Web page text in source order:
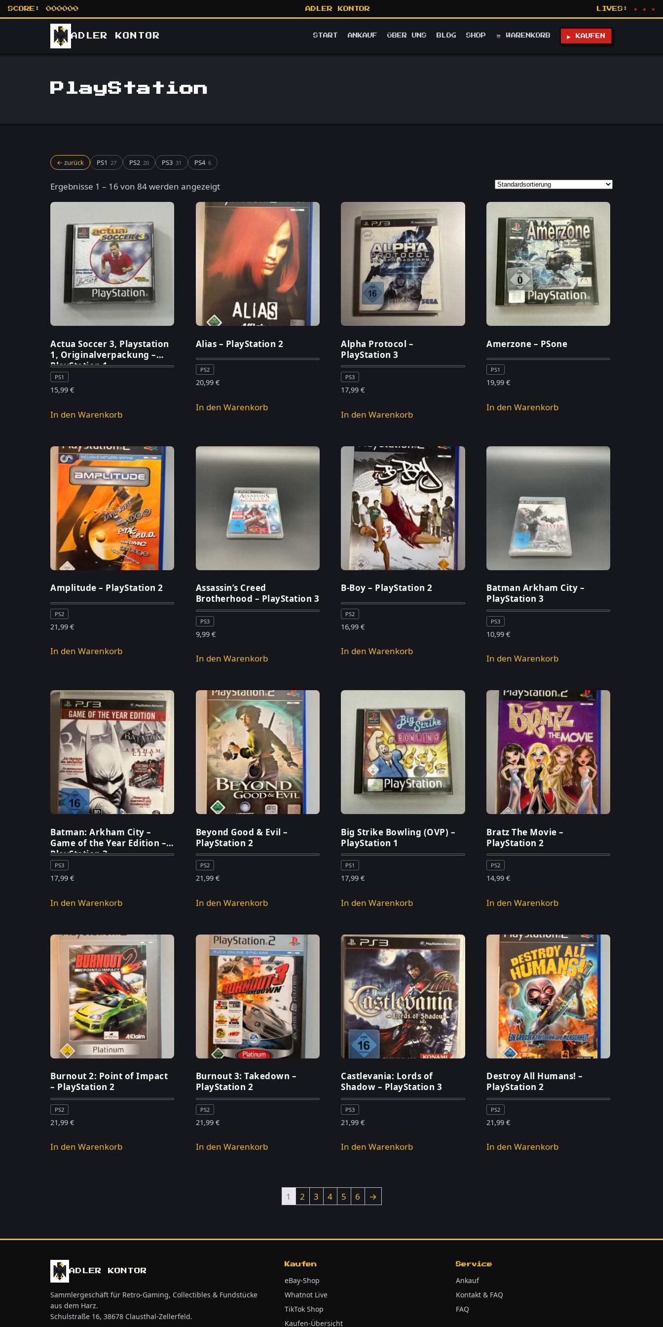
SCORE: 000000 ADLER KONTOR LIVES: ♥ ♥ ♥
ADLER KONTOR START ANKAUF ÜBER UNS BLOG SHOP WARENKORB ▶ KAUFEN
PlayStation
← zurück PS1 27 PS2 20 PS3 31 PS4 6
Ergebnisse 1 – 16 von 84 werden angezeigt
Actua Soccer 3, Playstation
1, Originalverpackung –
PlayStation 1
PS1
15,99 €
In den Warenkorb
Alias – PlayStation 2
PS2
20,99 €
In den Warenkorb
Alpha Protocol –
PlayStation 3
PS3
17,99€
In den Warenkorb
Amerzone – PSone
PS1
19,99€
In den Warenkorb
Amplitude – PlayStation 2
PS2
21,99 €
In den Warenkorb
Assassin’s Creed
Brotherhood – PlayStation 3
PS3
9,99 €
In den Warenkorb
B-Boy – PlayStation 2
PS2
16,99€
In den Warenkorb
Batman Arkham City –
PlayStation 3
PS3
10,99€
In den Warenkorb
Batman: Arkham City –
Game of the Year Edition –
PlayStation 3
PS3
17,99 €
In den Warenkorb
Beyond Good & Evil –
PlayStation 2
PS2
21,99 €
In den Warenkorb
Big Strike Bowling (OVP) –
PlayStation 1
PS1
17,99€
In den Warenkorb
Bratz The Movie –
PlayStation 2
PS2
14,99€
In den Warenkorb
Burnout 2: Point of Impact
– PlayStation 2
PS2
21,99 €
In den Warenkorb
Burnout 3: Takedown –
PlayStation 2
PS2
21,99 €
In den Warenkorb
Castlevania: Lords of
Shadow – PlayStation 3
PS3
21,99€
In den Warenkorb
Destroy All Humans! –
PlayStation 2
PS2
21,99€
In den Warenkorb
1 2 3 4 5 6 →
ADLER KONTOR
Sammlergeschäft für Retro-Gaming, Collectibles & Fundstücke
aus dem Harz.
Schulstraße 16, 38678 Clausthal-Zellerfeld.
Kaufen
eBay-Shop
Whatnot Live
TikTok Shop
Kaufen-Übersicht
Service
Ankauf
Kontakt & FAQ
FAQ